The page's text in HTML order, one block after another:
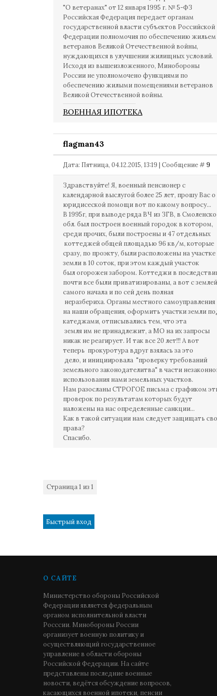
"О ветеранах" от 12 января 1995 г. № 5-ФЗ
Российская Федерация передает органам
государственной власти субъектов Российской
Федерации полномочия по обеспечению жильем
ветеранов Великой Отечественной войны,
нуждающихся в улучшении жилищных условий.
Исходя из вышеизложенного, Минобороны
России не уполномочено функциями по
обеспечению жилыми помещениями ветеранов
Великой Отечественной войны.
ВОЕННАЯ ИПОТЕКА
flagman43
Дата: Пятница, 04.12.2015, 13:19 | Сообщение #9
Здравствуйте! Я, военный пенсионер с
календарной выслугой более 25 лет, прошу Вас о
юридисеской помощи вот по какому вопросу...
В 1995г, при выводе ряда ВЧ из ЗГВ, в
обл. был построен военный городок в котором,
среди прочих, были построены и 47 отдельных
коттеджей общей площадью 96 кв/м, которые
сразу, по проэкту, были расположены на участке
земли в 10 соток, при этом каждый участок
был огорожен забором. Коттеджи в
почти все были приватизированы, а вот с
самого начала и по сей день полная
неразбериха. Органы местного самоуправления
на наши обращения, оформить участки земли
катеджами, отписывались тем, что эта
земля им не принадлежит, а МО на их запросы
никак не реагирует. И так все 20 лет!!! А вот
теперь прокуротура вдруг взялась за это
дело, и инициировала "проверку требований
земельного законодателитва" в части
использования нами земельных участков.
Нам разосланы СТРОГОЕ письма с графиком
проверок по результатам которых будут
наложены на нас определенные санкции...
Как в такой ситуации нам следует защищать
права?
Спасибо.
Страница1 из 1
О САЙТЕ
Министерство обороны Российской
Федерации является федеральным
органом исполнительной власти
Росссии. Минобороны России
организует военную политику и
осуществляющий государственное
управление в области обороны
Российской Федерации. На сайте
представлены последние военные
новости, ведётся обсуждение вопросов,
касающихся военной ипотеки, пенсии